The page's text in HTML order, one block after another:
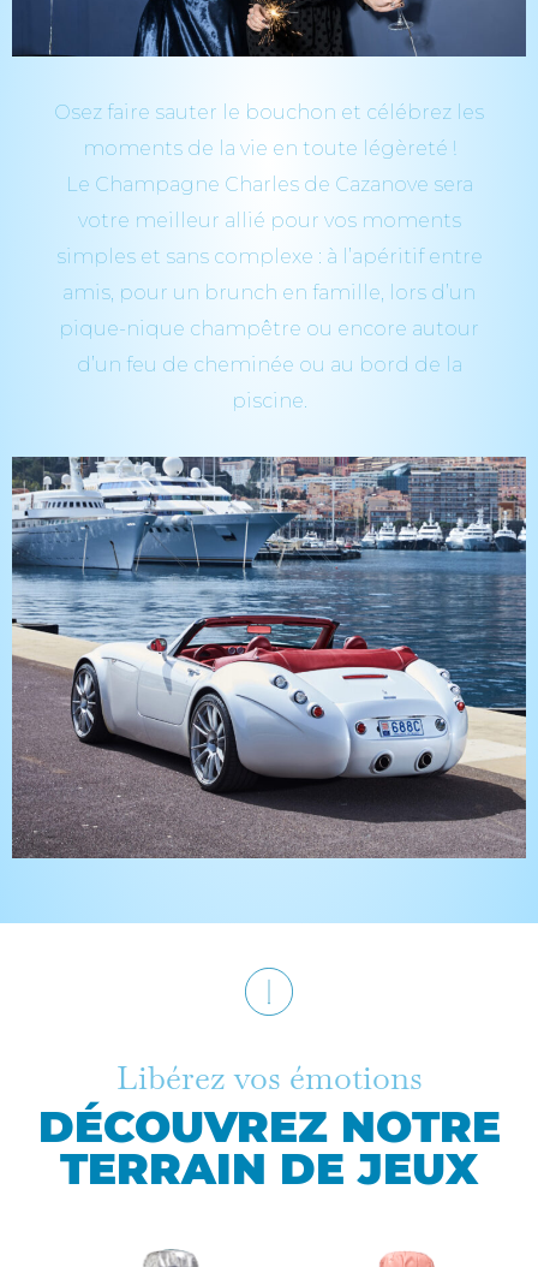
Osez faire sauter le bouchon et célébrez les
moments de la vie en toute légèreté !
Le Champagne Charles de Cazanove sera
votre meilleur allié pour vos moments
simples et sans complexe : à l’apéritif entre
amis, pour un brunch en famille, lors d’un
pique-nique champêtre ou encore autour
d’un feu de cheminée ou au bord de la
piscine.
Libérez vos émotions
DÉCOUVREZ NOTRE
TERRAIN DE JEUX